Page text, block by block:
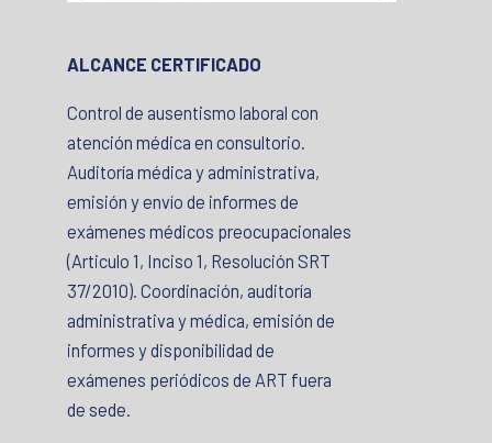
ALCANCE CERTIFICADO
Control de ausentismo laboral con
atención médica en consultorio.
Auditoría médica y administrativa,
emisión y envío de informes de
exámenes médicos preocupacionales
(Articulo 1, Inciso 1, Resolución SRT
37/2010). Coordinación, auditoría
administrativa y médica, emisión de
informes y disponibilidad de
exámenes periódicos de ART fuera
de sede.